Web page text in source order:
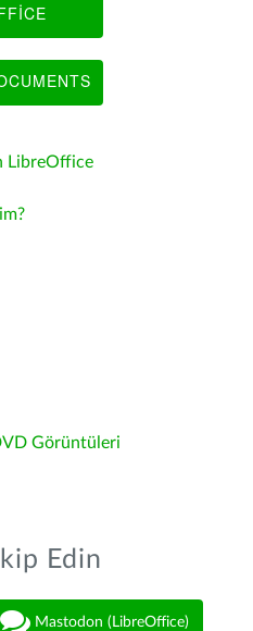
LibreOffice
Görüntüleri
Edin
Mastodon (LibreOffice)